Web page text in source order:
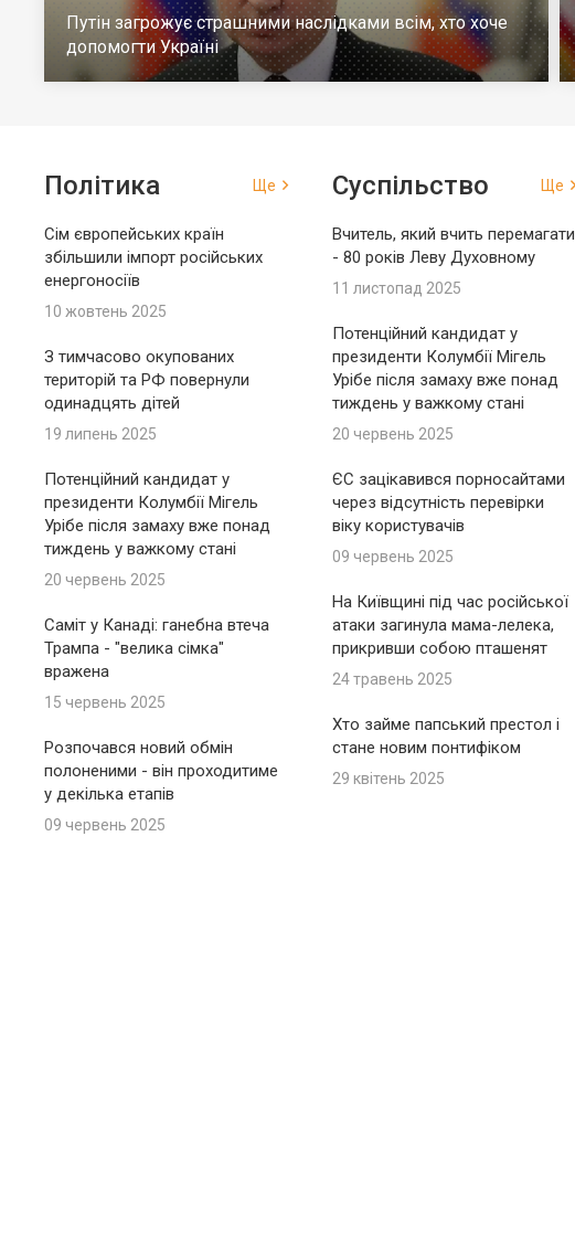
Путін загрожує страшними наслідками всім, хто хоче
допомогти Україні
Політика Ще
Сім європейських країн
збільшили імпорт російських
енергоносіїв
10 жовтень 2025
З тимчасово окупованих
територій та РФ повернули
одинадцять дітей
19 липень 2025
Потенційний кандидат у
президенти Колумбії Мігель
Урібе після замаху вже понад
тиждень у важкому стані
20 червень 2025
Саміт у Канаді: ганебна втеча
Трампа - "велика сімка"
вражена
15 червень 2025
Розпочався новий обмін
полоненими - він проходитиме
у декілька етапів
09 червень 2025
Суспільство Ще
Вчитель, який вчить перемагати
- 80 років Леву Духовному
11 листопад 2025
Потенційний кандидат у
президенти Колумбії Мігель
Урібе після замаху вже понад
тиждень у важкому стані
20 червень 2025
ЄС зацікавився порносайтами
через відсутність перевірки
віку користувачів
09 червень 2025
На Київщині під час російської
атаки загинула мама-лелека,
прикривши собою пташенят
24 травень 2025
Хто займе папський престол і
стане новим понтифіком
29 квітень 2025